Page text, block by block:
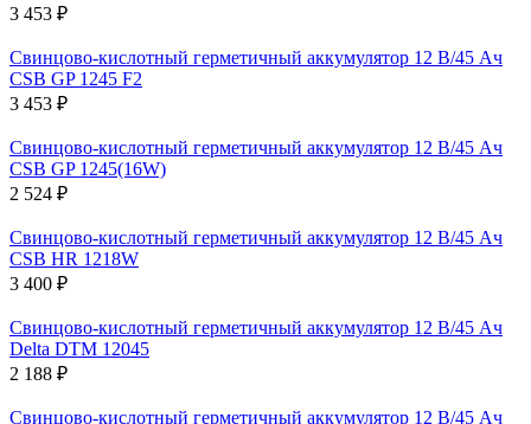
3 453 ₽
Свинцово-кислотный герметичный аккумулятор 12 В/45 Ач
CSB GP 1245 F2
3 453 ₽
Свинцово-кислотный герметичный аккумулятор 12 В/45 Ач
CSB GP 1245(16W)
2 524 ₽
Свинцово-кислотный герметичный аккумулятор 12 В/45 Ач
CSB HR 1218W
3 400 ₽
Свинцово-кислотный герметичный аккумулятор 12 В/45 Ач
Delta DTM 12045
2 188 ₽
Свинцово-кислотный герметичный аккумулятор 12 В/45 Ач